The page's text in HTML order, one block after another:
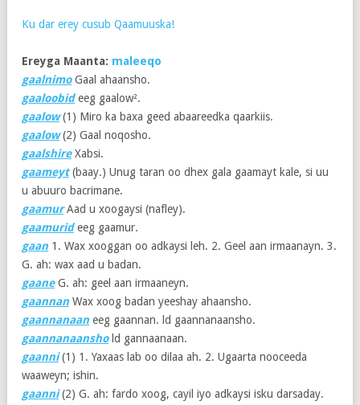
Ku dar erey cusub Qaamuuska!
Ereyga Maanta: maleeqo
gaalnimoGaal ahaansho.
gaaloobideeg gaalow².
gaalow(1) Miro ka baxa geed abaareedka qaarkiis.
gaalow(2) Gaal noqosho.
gaalshireXabsi.
gaameyt(baay.) Unug taran oo dhex gala gaamayt kale, si uu
u abuuro bacrimane.
gaamurAad u xoogaysi (nafley).
gaamurideeg gaamur.
gaan 1. Wax xooggan oo adkaysi leh. 2. Geel aan irmaanayn. 3.
G. ah: wax aad u badan.
gaaneG. ah: geel aan irmaaneyn.
gaannan Wax xoog badan yeeshay ahaansho.
gaannanaan eeg gaannan. ld gaannanaansho.
gaannanaanshold gannaanaan.
gaanni(1) 1. Yaxaas lab oo dilaa ah. 2. Ugaarta nooceeda
waaweyn; ishin.
gaanni(2) G. ah: fardo xoog, cayil iyo adkaysi isku darsaday.